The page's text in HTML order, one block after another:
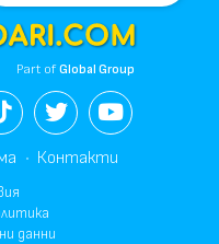
Part ofGlobal Group
Контакти
данни